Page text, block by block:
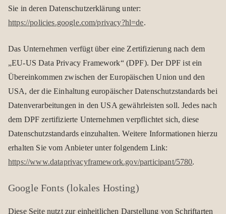
Sie in deren Daten­schutz­er­klä­rung unter:
https://policies.google.com/privacy?hl=de.
Das Unter­neh­men ver­fügt über eine Zer­ti­fi­zie­rung nach dem
„EU-US Data Pri­vacy Frame­work“ (DPF). Der DPF ist ein
Über­ein­kom­men zwi­schen der Euro­päi­schen Union und den
USA, der die Ein­hal­tung euro­päi­scher Daten­schutz­stan­dards bei
Daten­ver­ar­bei­tun­gen in den USA gewähr­leis­ten soll. Jedes nach
dem DPF zer­ti­fi­zierte Unter­neh­men ver­pflich­tet sich, diese
Daten­schutz­stan­dards ein­zu­hal­ten. Wei­tere Infor­ma­tio­nen hierzu
erhal­ten Sie vom Anbie­ter unter fol­gen­dem Link:
https://www.dataprivacyframework.gov/participant/5780.
Google Fonts (loka­les Hos­ting)
Diese Seite nutzt zur ein­heit­li­chen Dar­stel­lung von Schrift­ar­ten